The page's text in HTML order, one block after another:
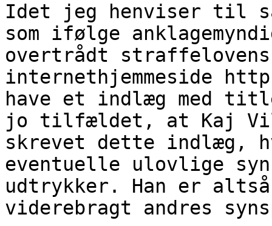
Idet jeg henviser til
som ifølge
overtrådt
internethjemmeside
have et indlæg med
jo tilfældet, at Kaj
skrevet dette indlæg,
eventuelle ulovlige
udtrykker. Han er
viderebragt andres